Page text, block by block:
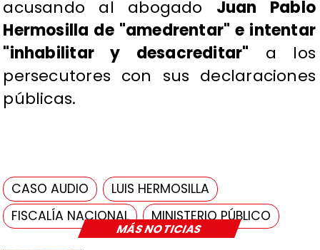
MÁS NOTICIAS
acusando al abogado Juan Pablo
Hermosilla de "amedrentar" e intentar
"inhabilitar y desacreditar" a los
persecutores con sus declaraciones
públicas.
CASO AUDIO
LUIS HERMOSILLA
FISCALÍA NACIONAL
MINISTERIO PÚBLICO